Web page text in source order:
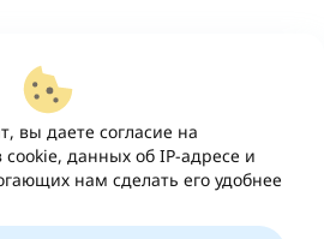
вы даете согласие на
cookie, данных об IP-адресе и
нам сделать его удобнее